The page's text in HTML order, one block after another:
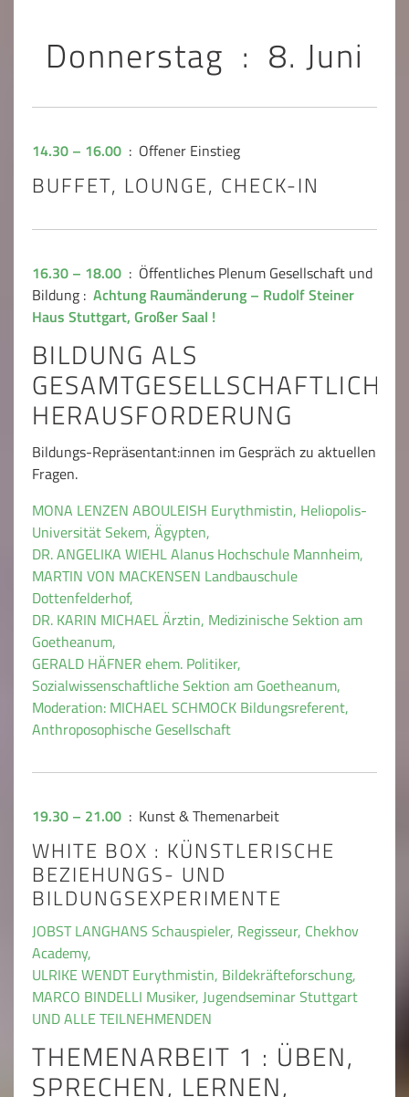
Donnerstag : 8. Juni
14.30 – 16.00 : Offener Einstieg
BUFFET, LOUNGE, CHECK-IN
16.30 – 18.00 : Öffentliches Plenum Gesellschaft und
Bildung : Achtung Raumänderung – Rudolf Steiner
Haus Stuttgart, Großer Saal !
BILDUNG ALS
GESAMTGESELLSCHAFTLICHE
HERAUSFORDERUNG
Bildungs-Repräsentant:innen im Gespräch zu aktuellen
Fragen.
MONA LENZEN ABOULEISH Eurythmistin, Heliopolis-
Universität Sekem, Ägypten,
DR. ANGELIKA WIEHL Alanus Hochschule Mannheim,
MARTIN VON MACKENSEN Landbauschule
Dottenfelderhof,
DR. KARIN MICHAEL Ärztin, Medizinische Sektion am
Goetheanum,
GERALD HÄFNER ehem. Politiker,
Sozialwissenschaftliche Sektion am Goetheanum,
Moderation: MICHAEL SCHMOCK Bildungsreferent,
Anthroposophische Gesellschaft
19.30 – 21.00 : Kunst & Themenarbeit
WHITE BOX : KÜNSTLERISCHE
BEZIEHUNGS- UND
BILDUNGSEXPERIMENTE
JOBST LANGHANS Schauspieler, Regisseur, Chekhov
Academy,
ULRIKE WENDT Eurythmistin, Bildekräfteforschung,
MARCO BINDELLI Musiker, Jugendseminar Stuttgart
UND ALLE TEILNEHMENDEN
THEMENARBEIT 1 : ÜBEN,
SPRECHEN, LERNEN,